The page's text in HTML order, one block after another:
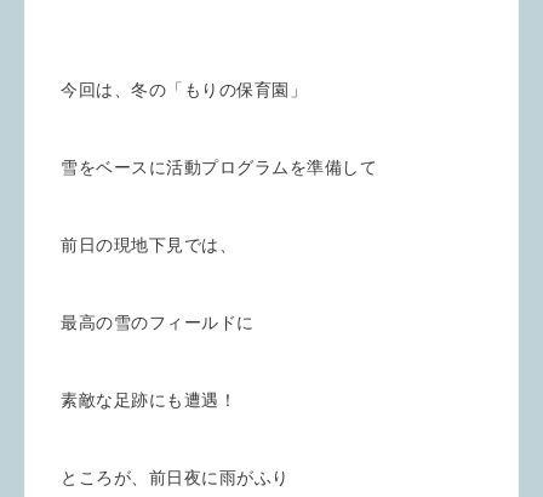
今回は、冬の「もりの保育園」
雪をベースに活動プログラムを準備して
前日の現地下見では、
最高の雪のフィールドに
素敵な足跡にも遭遇！
ところが、前日夜に雨がふり